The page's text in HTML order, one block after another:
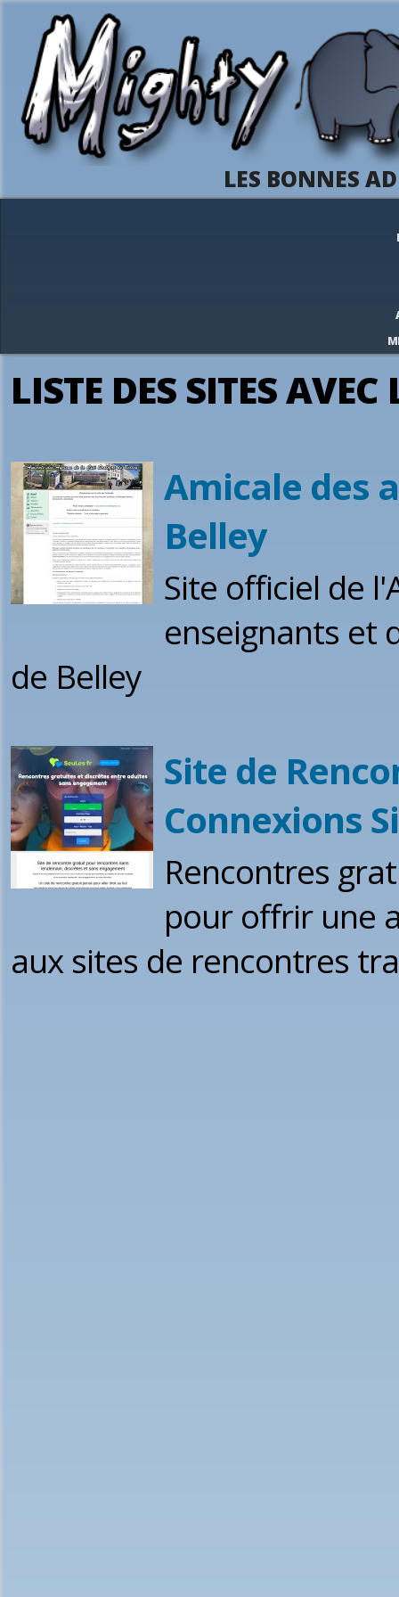
LES BONNES
LISTE DES SITES
Amicale des
Belley
Site officiel de
enseignants et
de Belley
Site de
Connexions
Rencontres
pour offrir une
aux sites de rencontres